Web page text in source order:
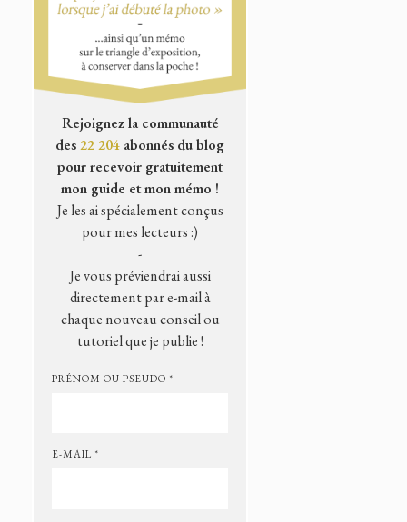
Rejoignez la communauté
des22 204 abonnés du blog
pour recevoir gratuitement
mon guide et mon mémo !
Je les ai spécialement conçus
pour mes lecteurs :)
-
Je vous préviendrai aussi
directement par e-mail à
chaque nouveau conseil ou
tutoriel que je publie !
PRÉNOM OU PSEUDO *
E-MAIL *